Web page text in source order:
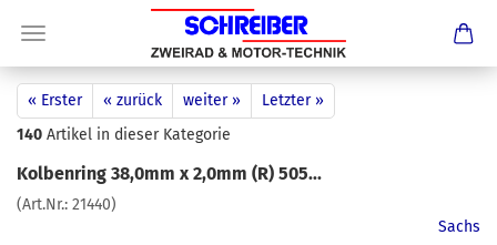
« Erster « zurück weiter »
Letzter »
140 Artikel in dieser Kategorie
Kolbenring 38,0mm x 2,0mm (R) 505...
(Art.Nr.: 21440)
Sachs